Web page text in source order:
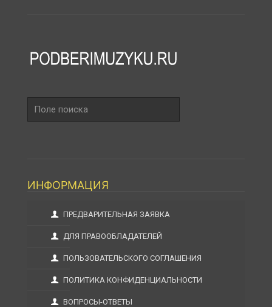
поиска
ИНФОРМАЦИЯ
ПРЕДВАРИТЕЛЬНАЯ ЗАЯВКА
ДЛЯ ПРАВООБЛАДАТЕЛЕЙ
ПОЛЬЗОВАТЕЛЬСКОГО СОГЛАШЕНИЯ
ПОЛИТИКА КОНФИДЕНЦИАЛЬНОСТИ
ВОПРОСЫ-ОТВЕТЫ